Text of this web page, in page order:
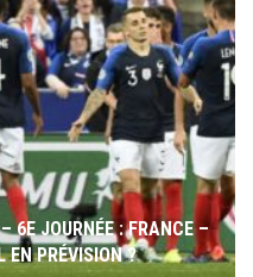
6E JOURNÉE : FRANCE –
EN PRÉVISION ?